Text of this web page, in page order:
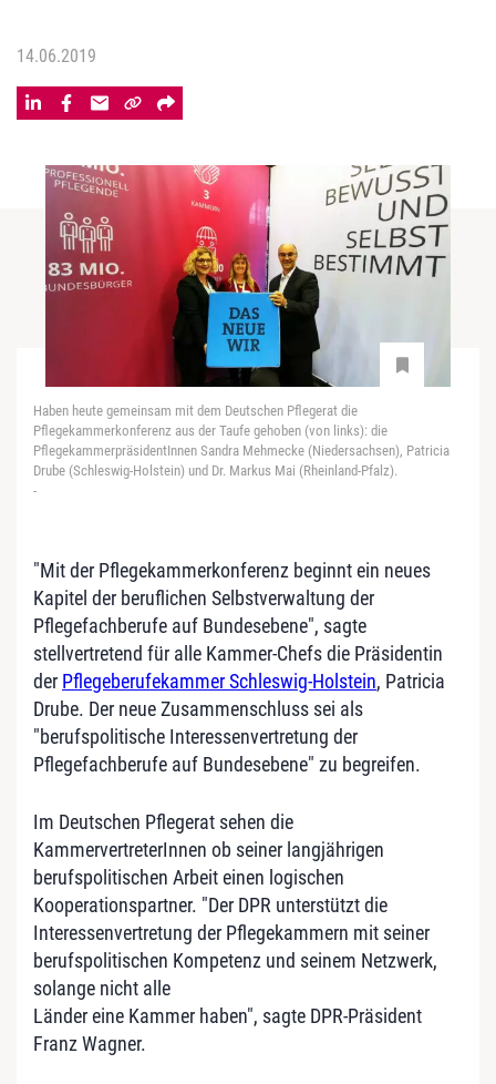
14.06.2019
Haben heute gemeinsam mit dem Deutschen Pflegerat die
Pflegekammerkonferenz aus der Taufe gehoben (von links): die
PflegekammerpräsidentInnen Sandra Mehmecke (Niedersachsen), Patricia
Drube (Schleswig-Holstein) und Dr. Markus Mai (Rheinland-Pfalz).
-
"Mit der Pflegekammerkonferenz beginnt ein neues
Kapitel der beruflichen Selbstverwaltung der
Pflegefachberufe auf Bundesebene", sagte
stellvertretend für alle Kammer-Chefs die Präsidentin
der Pflegeberufekammer Schleswig-Holstein, Patricia
Drube. Der neue Zusammenschluss sei als
"berufspolitische Interessenvertretung der
Pflegefachberufe auf Bundesebene" zu begreifen.
Im Deutschen Pflegerat sehen die
KammervertreterInnen ob seiner langjährigen
berufspolitischen Arbeit einen logischen
Kooperationspartner. "Der DPR unterstützt die
Interessenvertretung der Pflegekammern mit seiner
berufspolitischen Kompetenz und seinem Netzwerk,
solange nicht alle
Länder eine Kammer haben", sagte DPR-Präsident
Franz Wagner.